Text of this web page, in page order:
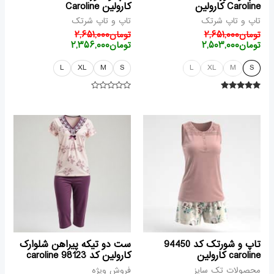
Caroline کارولین
تاپ و تاپ شرتک
تومان۲,۶۵۱,۰۰۰
تومان۲,۵۰۳,۰۰۰
S
M
XL
L
کارولین Caroline
تاپ و تاپ شرتک
تومان۲,۶۵۱,۰۰۰
تومان۲,۳۵۶,۰۰۰
S
M
XL
L
تاپ و شورتک کد 94450
caroline کارولین
محصولات تک سایز
قیمت
اصلی
بود.
قیمت
فعلی
است.
ست دو تیکه پیراهن شلوارک
کارولین کد 98123 caroline
فروش ویژه
قیمت
اصلی
بود.
قیمت
فعلی
است.